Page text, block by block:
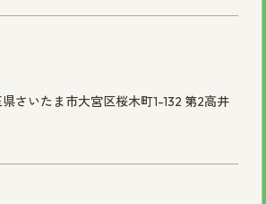
いたま市大宮区桜木町1-132 第2高井